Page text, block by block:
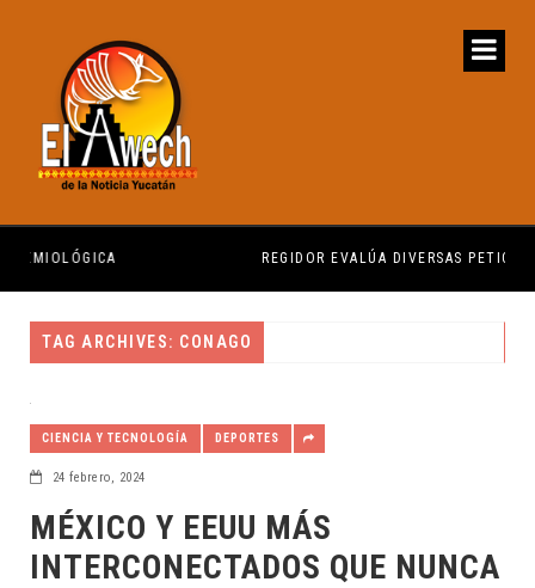
REGIDOR EVALÚA DIVERSAS PETICIONES
TAG ARCHIVES: CONAGO
CIENCIA Y TECNOLOGÍA DEPORTES
24 febrero, 2024
MÉXICO Y EEUU MÁS
INTERCONECTADOS QUE NUNCA